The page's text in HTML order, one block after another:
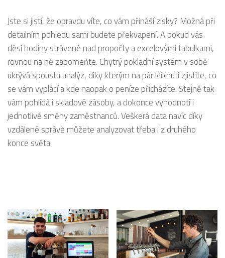
Jste si jistí, že opravdu víte, co vám přináší zisky? Možná při
detailním pohledu sami budete překvapení. A pokud vás
děsí hodiny strávené nad propočty a excelovými tabulkami,
rovnou na ně zapomeňte. Chytrý pokladní systém v sobě
ukrývá spoustu analýz, díky kterým na pár kliknutí zjistíte, co
se vám vyplácí a kde naopak o peníze přicházíte. Stejně tak
vám pohlídá i skladové zásoby, a dokonce vyhodnotí i
jednotlivé směny zaměstnanců. Veškerá data navíc díky
vzdálené správě můžete analyzovat třeba i z druhého
konce světa.